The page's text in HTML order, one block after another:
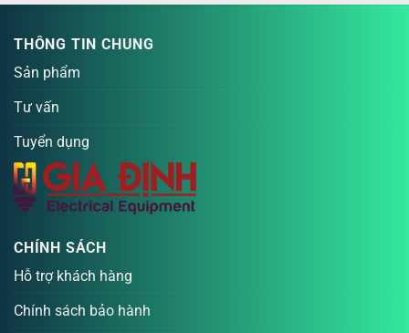
THÔNG TIN CHUNG
Sản phẩm
Tư vấn
Tuyển dụng
CHÍNH SÁCH
Hỗ trợ khách hàng
Chính sách bảo hành